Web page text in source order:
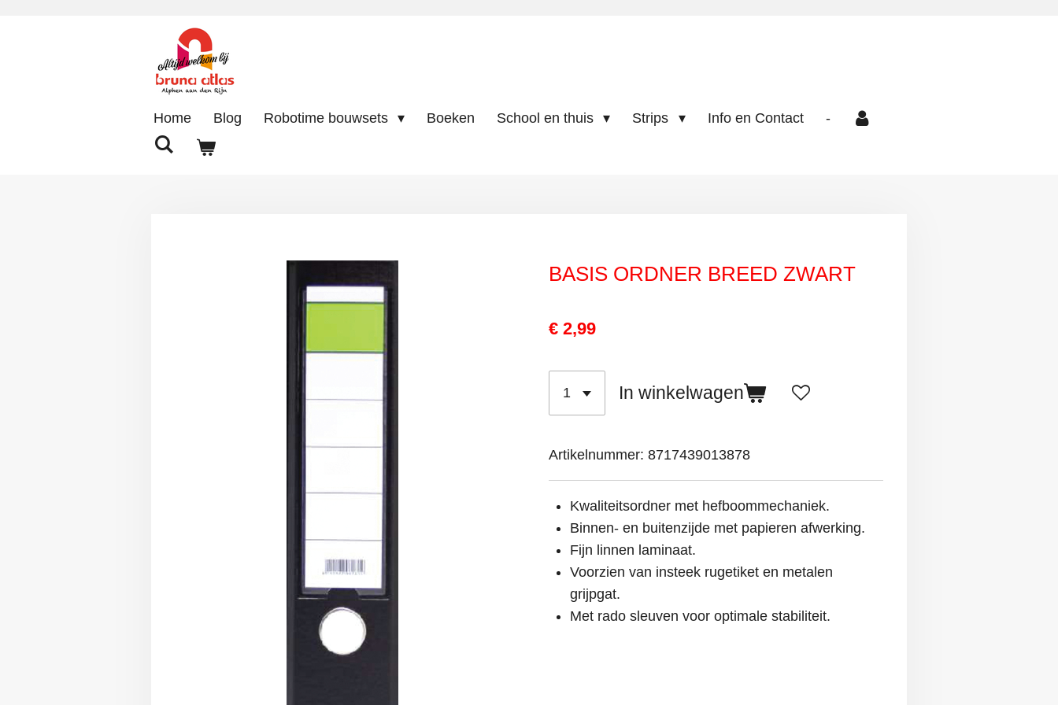
Home Blog Robotime bouwsets Boeken School en thuis Strips Info en Contact -
BASIS ORDNER BREED ZWART
€ 2,99
In winkelwagen
Artikelnummer: 8717439013878
Kwaliteitsordner met hefboommechaniek.
Binnen- en buitenzijde met papieren afwerking.
Fijn linnen laminaat.
Voorzien van insteek rugetiket en metalen
grijpgat.
Met rado sleuven voor optimale stabiliteit.